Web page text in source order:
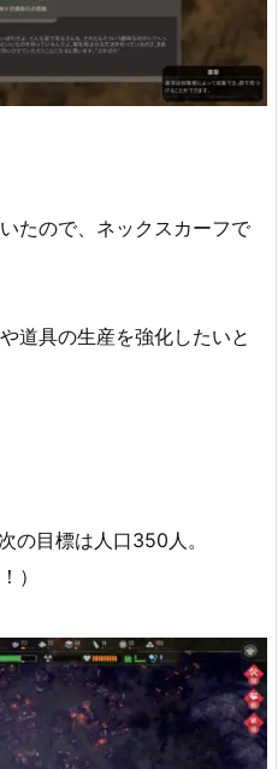
たので、ネックスカーフで
道具の生産を強化したいと
の目標は人口350人。
）